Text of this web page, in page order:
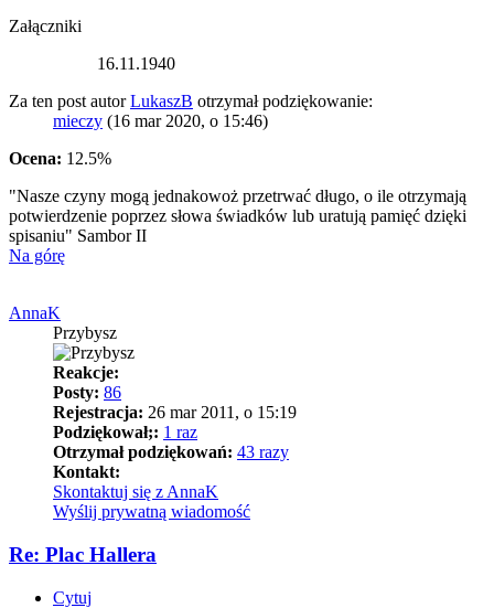
Załączniki
16.11.1940
Za ten post autorLukaszB otrzymał podziękowanie:
mieczy (16 mar 2020, o 15:46)
Ocena: 12.5%
"Nasze czyny mogą jednakowoż przetrwać długo, o ile otrzymają
potwierdzenie poprzez słowa świadków lub uratują pamięć dzięki
spisaniu" Sambor II
Na górę
AnnaK
Przybysz
Reakcje:
Posty: 86
Rejestracja: 26 mar 2011, o 15:19
Podziękował;: 1 raz
Otrzymał podziękowań: 43 razy
Kontakt:
Skontaktuj się z AnnaK
Wyślij prywatną wiadomość
Re: Plac Hallera
Cytuj